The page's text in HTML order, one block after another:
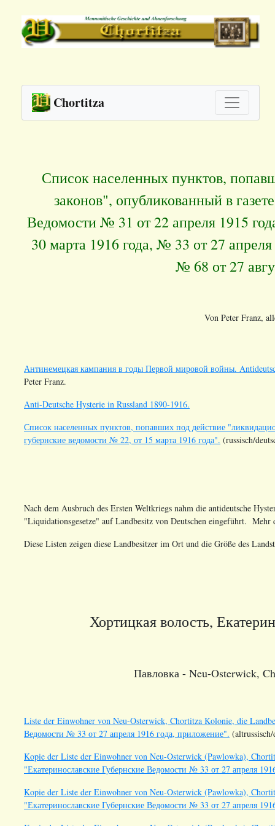
Chortitza
Список населенных пунктов,
законов", опубликованный в
Ведомости № 31 от 22 апреля 1915
30 марта 1916 года, № 33 от 27
№ 68 от 27
Von Peter Franz,
Антинемецкая кампания в годы Первой мировой войны.
Peter Franz.
Anti-Deutsche Hysterie in Russland 1890-1916.
Список населенных пунктов, попавших под действие
губернские ведомости № 22, от 15 марта 1916 года". (russisch/
Nach dem Ausbruch des Ersten Weltkriegs nahm die antideutsche
"Liquidationsgesetze" auf Landbesitz von Deutschen eingeführt. Mehr
Diese Listen zeigen diese Landbesitzer im Ort und die Größe des
Хортицкая волость,
Павловка - Neu-Osterwick,
Liste der Einwohner von Neu-Osterwick, Chortitza Kolonie, die
Ведомости № 33 от 27 апреля 1916 года, приложение".
Kopie der Liste der Einwohner von Neu-Osterwick (Pawlowka),
"Екатеринославские Губернские Ведомости № 33 от 27 апреля
Kopie der Liste der Einwohner von Neu-Osterwick (Pawlowka),
"Екатеринославские Губернские Ведомости № 33 от 27 апреля